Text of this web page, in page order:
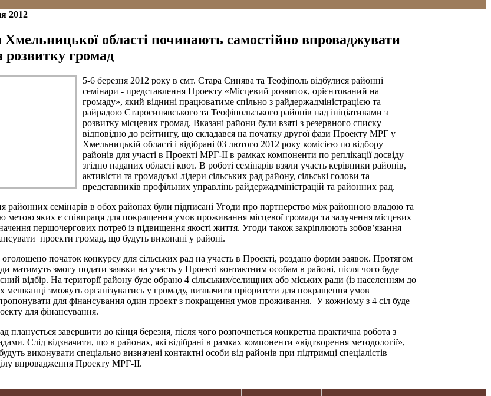
2012
області починають самостійно впроваджувати
розвитку громад
5-6 березня 2012 року в смт. Стара Синява та Теофіполь відбулися районні
семінари - представлення Проекту «Міcцевий розвиток, орієнтований на
громаду», який віднині працюватиме спільно з райдержадміністрацією та
райрадою Старосинявського та Теофіпольського районів над ініціативами з
розвитку місцевих громад. Вказані райони були взяті з резервного списку
відповідно до рейтингу, що складався на початку другої фази Проекту МРГ у
Хмельницькій області і відібрані 03 лютого 2012 року комісією по відбору
районів для участі в Проекті МРГ-ІІ в рамках компоненти по реплікації досвіду
згідно наданих області квот. В роботі семінарів взяли участь керівники районів,
активісти та громадські лідери сільських рад району, сільські голови та
представників профільних управлінь райдержадміністрацій та районних рад.
районних семінарів в обох районах були підписані Угоди про партнерство між районною владою та
яких є співпраця для покращення умов проживання місцевої громади та залучення місцевих
першочергових потреб із підвищення якості життя. Угоди також закріплюють зобов’язання
проекти громад, що будуть виконані у районі.
початок конкурсу для сільських рад на участь в Проекті, роздано форми заявок. Протягом
матимуть змогу подати заявки на участь у Проекті контактним особам в районі, після чого буде
відбір. На території району буде обрано 4 сільських/селищних або міських ради (із населенням до
мешканці зможуть організуватись у громаду, визначити пріоритети для покращення умов
для фінансування один проект з покращення умов проживання. У кожніому з 4 сіл буде
для фінансування.
планується завершити до кінця березня, після чого розпочнеться конкретна практична робота з
Слід відзначити, що в районах, які відібрані в рамках компоненти «відтворення методології»,
виконувати спеціально визначені контактні особи від районів при підтримці спеціалістів
впровадження Проекту МРГ-ІІ.